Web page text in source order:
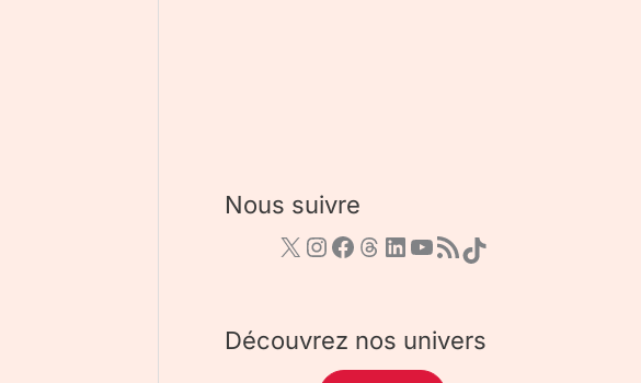
Nous suivre
Découvrez nos univers